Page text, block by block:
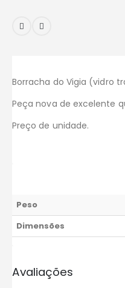
Borracha do Vigia (vidro
Peça nova de excelente
Preço de unidade.
Peso
Dimensões
Avaliações